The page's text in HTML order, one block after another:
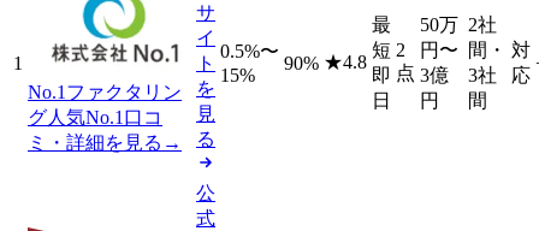
1
No.1ファクタリン
グ人気No.1 口コ
ミ・詳細を見る →
サ
イ
ト
を
見
る
0.5%〜
15%
90% ★4.8
最
短
即
日
2
点
50万
円 〜
3億
円
2社
間・
3社
間
対
応
公
式